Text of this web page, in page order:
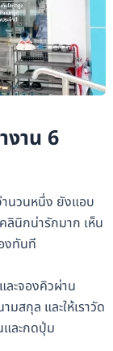
งาน 6
ำนวนหนึ่ง ยังแอบ
ลินิกน่ารักมาก เห็น
งทันที
ละจองคิวผ่าน
มสกุล และให้เราวัด
และกดปุ่ม